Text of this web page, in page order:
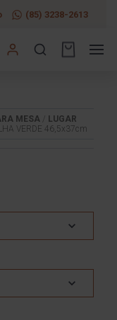
(85) 3238-2613
MESA
LUGAR
VERDE 46,5x37cm